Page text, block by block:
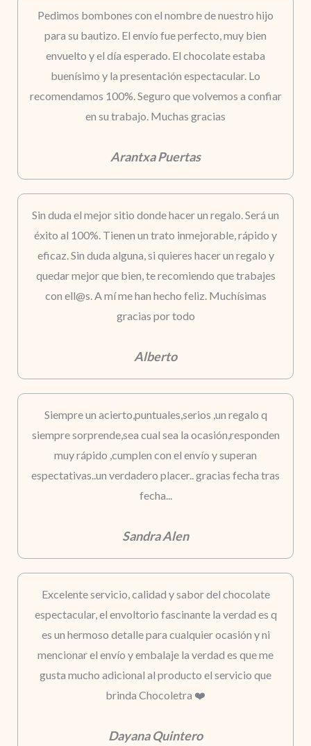
Pedimos bombones con el nombre de nuestro hijo
para su bautizo. El envío fue perfecto, muy bien
envuelto y el día esperado. El chocolate estaba
buenísimo y la presentación espectacular. Lo
recomendamos 100%. Seguro que volvemos a confiar
en su trabajo. Muchas gracias
Arantxa Puertas
Sin duda el mejor sitio donde hacer un regalo. Será un
éxito al 100%. Tienen un trato inmejorable, rápido y
eficaz. Sin duda alguna, si quieres hacer un regalo y
quedar mejor que bien, te recomiendo que trabajes
con ell@s. A mí me han hecho feliz. Muchísimas
gracias por todo
Alberto
Siempre un acierto,puntuales,serios ,un regalo q
siempre sorprende,sea cual sea la ocasión,responden
muy rápido ,cumplen con el envío y superan
espectativas..un verdadero placer.. gracias fecha tras
fecha...
Sandra Alen
Excelente servicio, calidad y sabor del chocolate
espectacular, el envoltorio fascinante la verdad es q
es un hermoso detalle para cualquier ocasión y ni
mencionar el envío y embalaje la verdad es que me
gusta mucho adicional al producto el servicio que
brinda Chocoletra ❤️
Dayana Quintero